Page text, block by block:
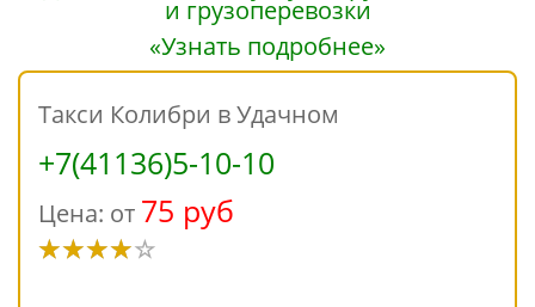
«Узнать подробнее»
Такси Колибри в Удачном
+7(41136)5-10-10
Цена: от 75 руб